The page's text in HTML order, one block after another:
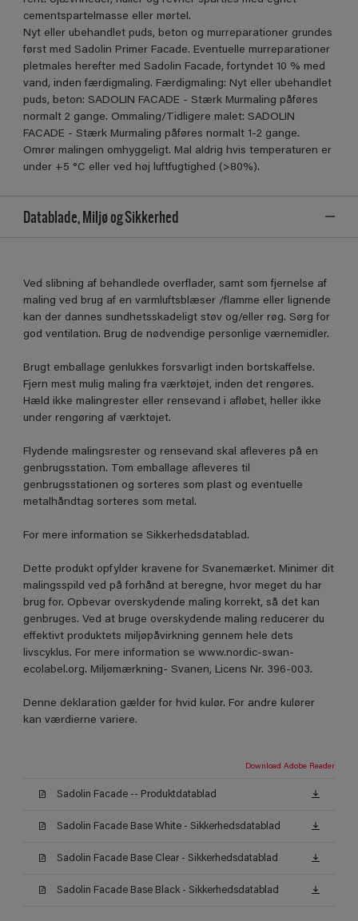
cementspartelmasse eller mørtel.
Nyt eller ubehandlet puds, beton og murreparationer grundes
først med Sadolin Primer Facade. Eventuelle murreparationer
pletmales herefter med Sadolin Facade, fortyndet 10 % med
vand, inden færdigmaling. Færdigmaling: Nyt eller ubehandlet
puds, beton: SADOLIN FACADE - Stærk Murmaling påføres
normalt 2 gange. Ommaling/Tidligere malet: SADOLIN
FACADE - Stærk Murmaling påføres normalt 1-2 gange.
Omrør malingen omhyggeligt. Mal aldrig hvis temperaturen er
under +5 °C eller ved høj luftfugtighed (>80%).
Datablade, Miljø og Sikkerhed
Ved slibning af behandlede overflader, samt som fjernelse af
maling ved brug af en varmluftsblæser /flamme eller lignende
kan der dannes sundhetsskadeligt støv og/eller røg. Sørg for
god ventilation. Brug de nødvendige personlige værnemidler.
Brugt emballage genlukkes forsvarligt inden bortskaffelse.
Fjern mest mulig maling fra værktøjet, inden det rengøres.
Hæld ikke malingrester eller rensevand i afløbet, heller ikke
under rengøring af værktøjet.
Flydende malingsrester og rensevand skal afleveres på en
genbrugsstation. Tom emballage afleveres til
genbrugsstationen og sorteres som plast og eventuelle
metalhåndtag sorteres som metal.
For mere information se Sikkerhedsdatablad.
Dette produkt opfylder kravene for Svanemærket. Minimer dit
malingsspild ved på forhånd at beregne, hvor meget du har
brug for. Opbevar overskydende maling korrekt, så det kan
genbruges. Ved at bruge overskydende maling reducerer du
effektivt produktets miljøpåvirkning gennem hele dets
livscyklus. For mere information se www.nordic-swan-
ecolabel.org. Miljømærkning- Svanen, Licens Nr. 396-003.
Denne deklaration gælder for hvid kulør. For andre kulører
kan værdierne variere.
Download Adobe Reader
Sadolin Facade -- Produktdatablad
Sadolin Facade Base White - Sikkerhedsdatablad
Sadolin Facade Base Clear - Sikkerhedsdatablad
Sadolin Facade Base Black - Sikkerhedsdatablad